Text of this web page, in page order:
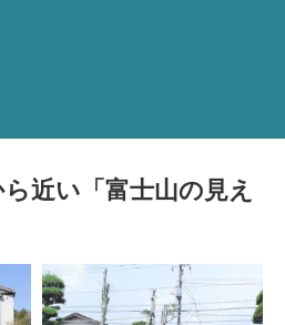
近い「富士山の見え